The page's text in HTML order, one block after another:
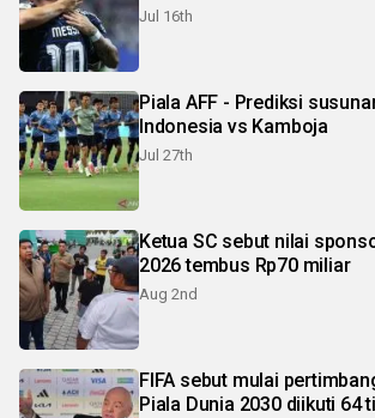
Jul 16th
Piala AFF - Prediksi
Indonesia vs Kamboja
Jul 27th
Ketua SC sebut nilai
2026 tembus Rp70 miliar
Aug 2nd
FIFA sebut mulai
Piala Dunia 2030 diikuti 64